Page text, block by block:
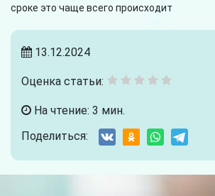
сроке это чаще всего происходит
13.12.2024
Оценка статьи:
На чтение: 3 мин.
Поделиться: